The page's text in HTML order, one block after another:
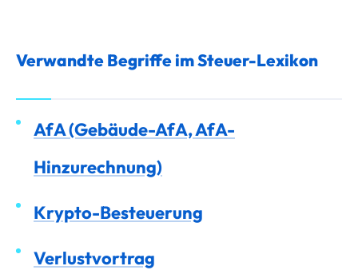
Verwandte Begriffe im Steuer-Lexikon
AfA (Gebäude-AfA, AfA-
Hinzurechnung)
Krypto-Besteuerung
Verlustvortrag